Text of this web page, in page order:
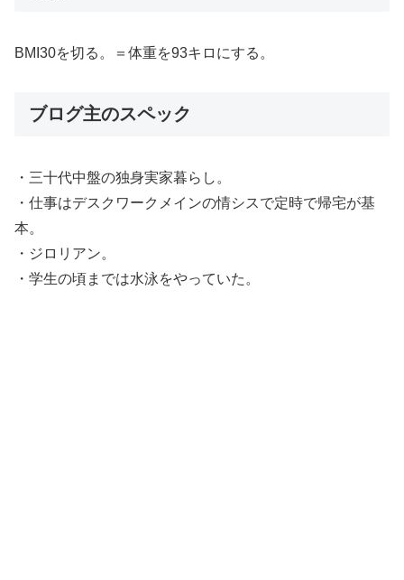
BMI30を切る。＝体重を93キロにする。
ブログ主のスペック
・三十代中盤の独身実家暮らし。
・仕事はデスクワークメインの情シスで定時で帰宅が基
本。
・ジロリアン。
・学生の頃までは水泳をやっていた。